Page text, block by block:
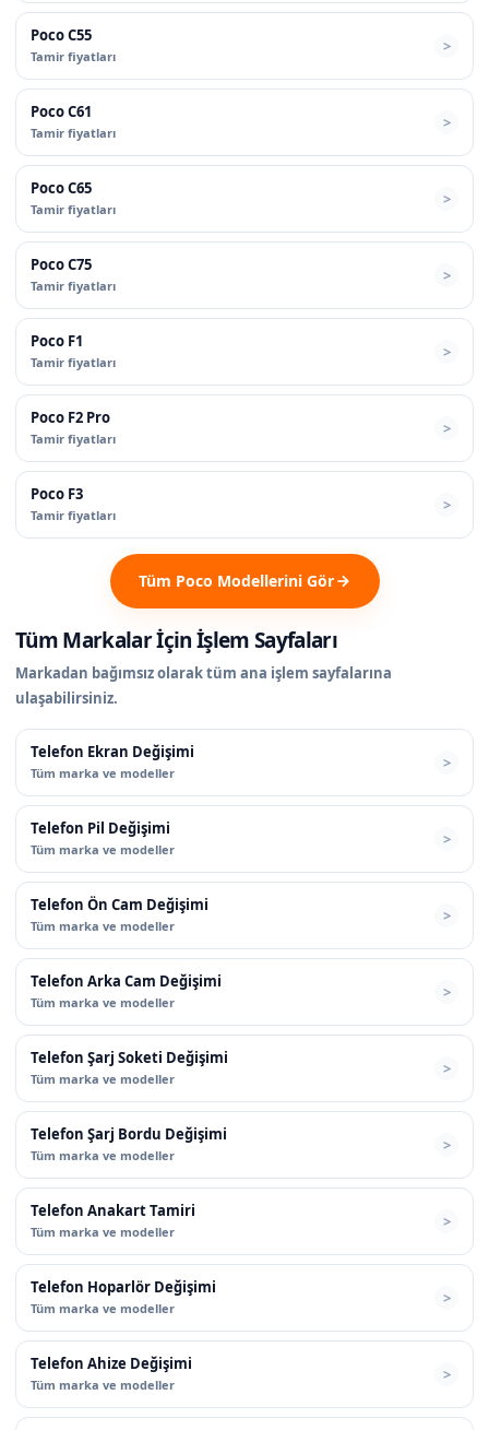
Poco C55
Tamir fiyatları
Poco C61
Tamir fiyatları
Poco C65
Tamir fiyatları
Poco C75
Tamir fiyatları
Poco F1
Tamir fiyatları
Poco F2 Pro
Tamir fiyatları
Poco F3
Tamir fiyatları
Tüm Poco Modellerini Gör
Tüm Markalar İçin İşlem Sayfaları
Markadan bağımsız olarak tüm ana işlem sayfalarına
ulaşabilirsiniz.
Telefon Ekran Değişimi
Tüm marka ve modeller
Telefon Pil Değişimi
Tüm marka ve modeller
Telefon Ön Cam Değişimi
Tüm marka ve modeller
Telefon Arka Cam Değişimi
Tüm marka ve modeller
Telefon Şarj Soketi Değişimi
Tüm marka ve modeller
Telefon Şarj Bordu Değişimi
Tüm marka ve modeller
Telefon Anakart Tamiri
Tüm marka ve modeller
Telefon Hoparlör Değişimi
Tüm marka ve modeller
Telefon Ahize Değişimi
Tüm marka ve modeller